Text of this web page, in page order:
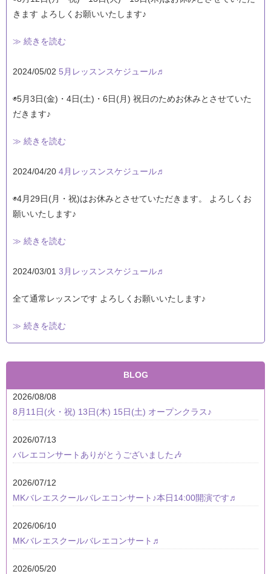
きます よろしくお願いいたします♪
≫ 続きを読む
2024/05/02 5月レッスンスケジュール♬
◉5月3日(金)・4日(土)・6日(月) 祝日のためお休みとさせていた
だきます♪
≫ 続きを読む
2024/04/20 4月レッスンスケジュール♬
◉4月29日(月・祝)はお休みとさせていただきます。 よろしくお
願いいたします♪
≫ 続きを読む
2024/03/01 3月レッスンスケジュール♬
全て通常レッスンです よろしくお願いいたします♪
≫ 続きを読む
BLOG
2026/08/08
8月11日(火・祝) 13日(木) 15日(土) オープンクラス♪
2026/07/13
バレエコンサートありがとうございました🎶
2026/07/12
MKバレエスクールバレエコンサート♪本日14:00開演です♬
2026/06/10
MKバレエスクールバレエコンサート♬
2026/05/20